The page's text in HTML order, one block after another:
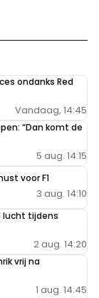
ondanks Red
Vandaag, 14:45
“Dan komt de
5 aug. 14:15
voor F1
3 aug. 14:10
lucht tijdens
2 aug. 14:20
vrij na
1 aug. 14:45